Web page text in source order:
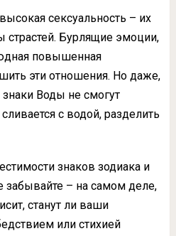
сексуальность – их
Бурлящие эмоции,
повышенная
эти отношения. Но даже,
Воды не смогут
с водой, разделить
знаков зодиака и
забывайте – на самом деле,
станут ли ваши
или стихией